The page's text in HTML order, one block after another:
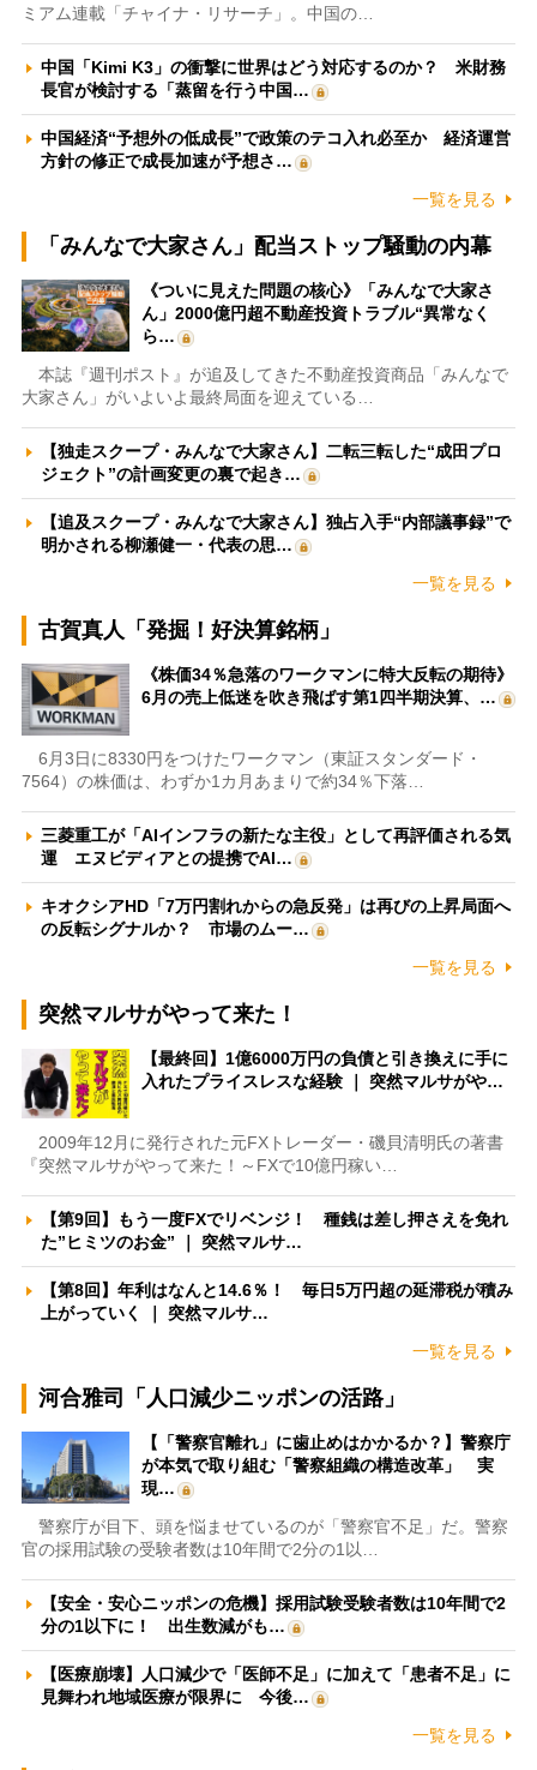
ミアム連載「チャイナ・リサーチ」。中国の…
中国「Kimi K3」の衝撃に世界はどう対応するのか？ 米財務
長官が検討する「蒸留を行う中国…
中国経済“予想外の低成長”で政策のテコ入れ必至か 経済運営
方針の修正で成長加速が予想さ…
一覧を見る
「みんなで大家さん」配当ストップ騒動の内幕
《ついに見えた問題の核心》「みんなで大家さ
ん」2000億円超不動産投資トラブル“異常なく
ら…
本誌『週刊ポスト』が追及してきた不動産投資商品「みんなで
大家さん」がいよいよ最終局面を迎えている…
【独走スクープ・みんなで大家さん】二転三転した“成田プロ
ジェクト”の計画変更の裏で起き…
【追及スクープ・みんなで大家さん】独占入手“内部議事録”で
明かされる柳瀬健一・代表の思…
一覧を見る
古賀真人「発掘！好決算銘柄」
《株価34％急落のワークマンに特大反転の期待》
6月の売上低迷を吹き飛ばす第1四半期決算、…
6月3日に8330円をつけたワークマン（東証スタンダード・
7564）の株価は、わずか1カ月あまりで約34％下落…
三菱重工が「AIインフラの新たな主役」として再評価される気
運 エヌビディアとの提携でAI…
キオクシアHD「7万円割れからの急反発」は再びの上昇局面へ
の反転シグナルか？ 市場のムー…
一覧を見る
突然マルサがやって来た！
【最終回】1億6000万円の負債と引き換えに手に
入れたプライスレスな経験 ｜ 突然マルサがや…
2009年12月に発行された元FXトレーダー・磯貝清明氏の著書
『突然マルサがやって来た！～FXで10億円稼い…
【第9回】もう一度FXでリベンジ！ 種銭は差し押さえを免れ
た”ヒミツのお金” ｜ 突然マルサ…
【第8回】年利はなんと14.6％！ 毎日5万円超の延滞税が積み
上がっていく ｜ 突然マルサ…
一覧を見る
河合雅司「人口減少ニッポンの活路」
【「警察官離れ」に歯止めはかかるか？】警察庁
が本気で取り組む「警察組織の構造改革」 実
現…
警察庁が目下、頭を悩ませているのが「警察官不足」だ。警察
官の採用試験の受験者数は10年間で2分の1以…
【安全・安心ニッポンの危機】採用試験受験者数は10年間で2
分の1以下に！ 出生数減がも…
【医療崩壊】人口減少で「医師不足」に加えて「患者不足」に
見舞われ地域医療が限界に 今後…
一覧を見る